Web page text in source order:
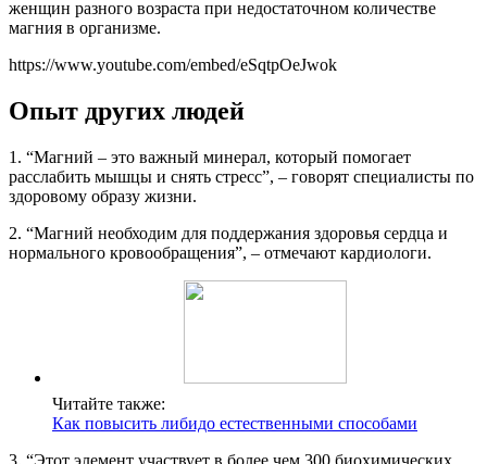
женщин разного возраста при недостаточном количестве
магния в организме.
https://www.youtube.com/embed/eSqtpOeJwok
Опыт других людей
1. “Магний – это важный минерал, который помогает
расслабить мышцы и снять стресс”, – говорят специалисты по
здоровому образу жизни.
2. “Магний необходим для поддержания здоровья сердца и
нормального кровообращения”, – отмечают кардиологи.
Читайте также:
Как повысить либидо естественными способами
3. “Этот элемент участвует в более чем 300 биохимических